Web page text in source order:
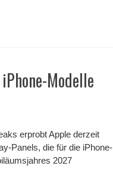
Modelle
erprobt Apple derzeit
Panels, die für die iPhone-
2027